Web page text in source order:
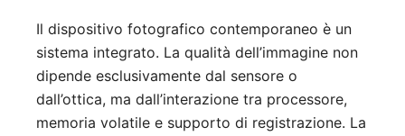
Il dispositivo fotografico contemporaneo è un
sistema integrato. La qualità dell’immagine non
dipende esclusivamente dal sensore o
dall’ottica, ma dall’interazione tra processore,
memoria volatile e supporto di registrazione. La